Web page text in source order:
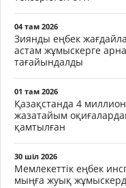
04 там 2026
Зиянды еңбек
астам жұмыскерге
тағайындалды
01 там 2026
Қазақстанда 4
жазатайым
қамтылған
30 шіл 2026
Мемлекеттік еңбек
мыңға жуық